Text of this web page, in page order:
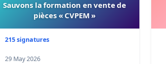
Sauvons la formation en vente de
pièces « CVPEM »
215 signatures
29 May 2026